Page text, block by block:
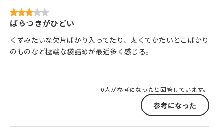
ばらつきがひどい
くずみたいな欠片ばかり入ってたり、太くてかたいとこばかり
のものなど極端な袋詰めが最近多く感じる。
0人が参考になったと回答しています。
参考になった